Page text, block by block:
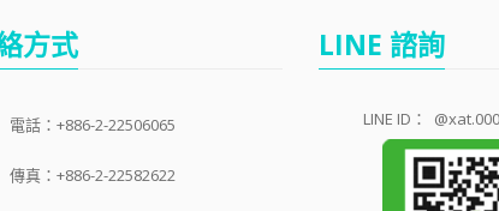
方式
電話：+886-2-22506065
傳真：+886-2-22582622
LINE 諮詢
LINE ID：